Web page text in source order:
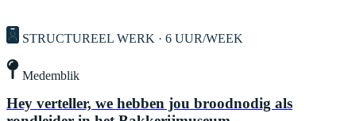
STRUCTUREEL WERK · 6 UUR/WEEK
Medemblik
Hey verteller, we hebben jou broodnodig als